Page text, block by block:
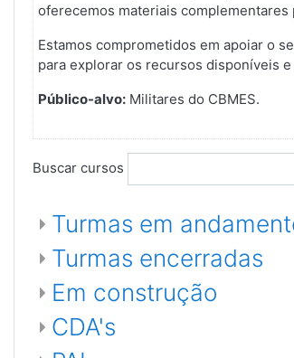
oferecemos materiais
Estamos comprometidos em apoiar o
para explorar os recursos disponíveis
Público-alvo: Militares do CBMES.
Buscar cursos
Turmas em
Turmas encerradas
Em construção
CDA's